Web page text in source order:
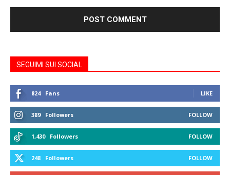
SEGUIMI SUI SOCIAL
824 Fans LIKE
389 Followers FOLLOW
1,430 Followers FOLLOW
248 Followers FOLLOW